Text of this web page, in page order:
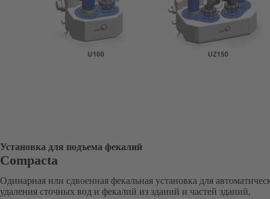
Установка для подъема фекалий
Compacta
Одинарная или сдвоенная фекальная установка для
удаления сточных вод и фекалий из зданий и частей зданий,